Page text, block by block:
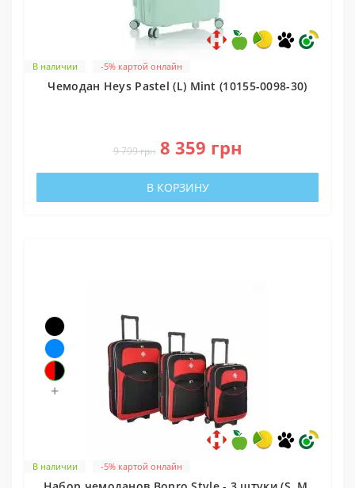
В наличии -5% картой онлайн
Чемодан Heys Pastel (L) Mint (10155-0098-30)
9 799 грн 8 359 грн
В КОРЗИНУ
В наличии
+
-5% картой онлайн